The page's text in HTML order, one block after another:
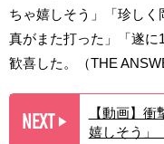
ちゃ嬉しそう」「珍し
真がまた打った」「遂に
歓喜した。（THE
NEXT ▶︎
【動画】
嬉しそう」